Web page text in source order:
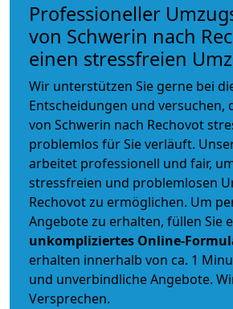
Professioneller
von Schwerin nach
einen stressfreien
Wir unterstützen Sie gerne bei
Entscheidungen und versuchen,
von Schwerin nach Rechovot
problemlos für Sie verläuft.
arbeitet professionell und fair,
stressfreien und problemlosen
Rechovot zu ermöglichen. Um
Angebote zu erhalten, füllen Sie
unkompliziertes Online-
erhalten innerhalb von ca. 1
und unverbindliche Angebote.
Versprechen.